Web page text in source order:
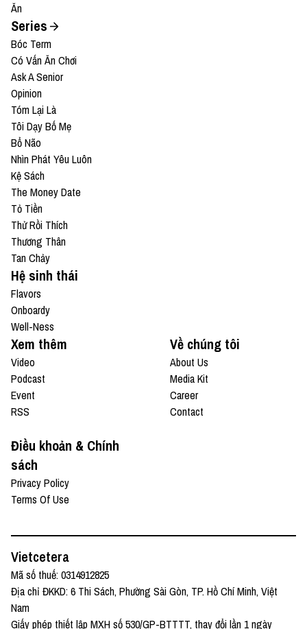
Ăn
Series
Bóc Term
Có Vấn Ăn Chơi
Ask A Senior
Opinion
Tóm Lại Là
Tôi Dạy Bố Mẹ
Bổ Não
Nhìn Phát Yêu Luôn
Kệ Sách
The Money Date
Tỏ Tiền
Thử Rồi Thích
Thương Thân
Tan Chảy
Hệ sinh thái
Flavors
Onboardy
Well-Ness
Xem thêm
Video
Podcast
Event
RSS
Về chúng tôi
About Us
Media Kit
Career
Contact
Điều khoản & Chính
sách
Privacy Policy
Terms Of Use
Vietcetera
Mã số thuế: 0314912825
Địa chỉ ĐKKD: 6 Thi Sách, Phường Sài Gòn, TP. Hồ Chí Minh, Việt
Nam
Giấy phép thiết lập MXH số 530/GP-BTTTT, thay đổi lần 1 ngày